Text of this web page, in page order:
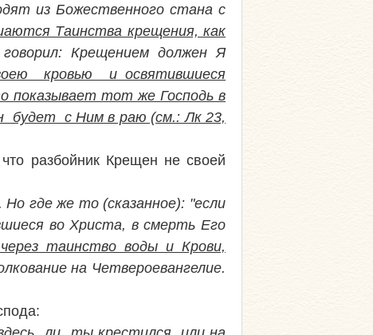
из Божественного стана с
Таинства крещения, как
Крещением должен Я
кровью и освятившиеся
показывает тот же Господь в
будет с Ним в раю (см.: Лк 23,
разбойник Крещен не своей
где же то (сказанное): "если
во Христа, в смерть Его
таинство воды и Крови,
на Четвероевангелие.